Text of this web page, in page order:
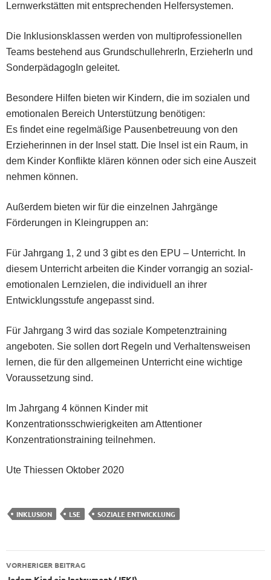
Lernwerkstätten mit entsprechenden Helfersystemen.
Die Inklusionsklassen werden von multiprofessionellen
Teams bestehend aus GrundschullehrerIn, ErzieherIn und
SonderpädagogIn geleitet.
Besondere Hilfen bieten wir Kindern, die im sozialen und
emotionalen Bereich Unterstützung benötigen:
Es findet eine regelmäßige Pausenbetreuung von den
Erzieherinnen in der Insel statt. Die Insel ist ein Raum, in
dem Kinder Konflikte klären können oder sich eine Auszeit
nehmen können.
Außerdem bieten wir für die einzelnen Jahrgänge
Förderungen in Kleingruppen an:
Für Jahrgang 1, 2 und 3 gibt es den EPU – Unterricht. In
diesem Unterricht arbeiten die Kinder vorrangig an sozial-
emotionalen Lernzielen, die individuell an ihrer
Entwicklungsstufe angepasst sind.
Für Jahrgang 3 wird das soziale Kompetenztraining
angeboten. Sie sollen dort Regeln und Verhaltensweisen
lernen, die für den allgemeinen Unterricht eine wichtige
Voraussetzung sind.
Im Jahrgang 4 können Kinder mit
Konzentrationsschwierigkeiten am Attentioner
Konzentrationstraining teilnehmen.
Ute Thiessen Oktober 2020
INKLUSION LSE SOZIALE ENTWICKLUNG
Beitragsnavigation
VORHERIGER BEITRAG